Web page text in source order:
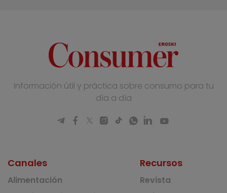
Información útil y práctica sobre consumo para tu
día a día
Canales
Alimentación
Recursos
Revista